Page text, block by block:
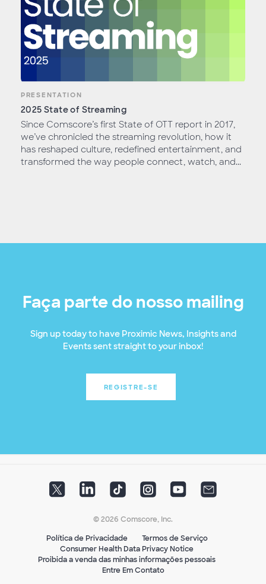
PRESENTATION
2025 State of Streaming
Since Comscore’s first State of OTT report in 2017,
we’ve chronicled the streaming revolution, how it
has reshaped culture, redefined entertainment, and
transformed the way people connect, watch, and...
Faça parte do nosso mailing
Sign up today to have Proximic News, Insights and
Events sent straight to your inbox!
REGISTRE-SE
© 2026 Comscore, Inc.
Política de Privacidade
Termos de Serviço
Consumer Health Data Privacy Notice
Proibida a venda das minhas informações pessoais
Entre Em Contato